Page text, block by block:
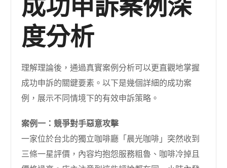
度分析
理解理論後，通過真實案例分析可以更直觀地掌握
成功申訴的關鍵要素。以下是幾個詳細的成功案
例，展示不同情境下的有效申訴策略。
案例一：競爭對手惡意攻擊
一家位於台北的獨立咖啡廳「晨光咖啡」突然收到
三條一星評價，內容均抱怨服務粗魯、咖啡冷掉且